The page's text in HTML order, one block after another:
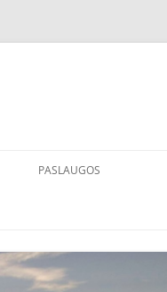
PASLAUGOS